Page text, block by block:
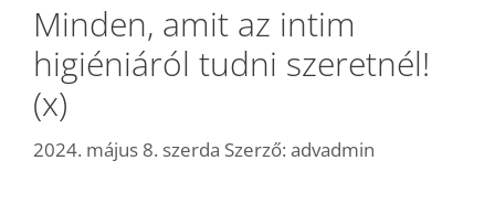
Minden, amit az intim
higiéniáról tudni szeretnél!
(x)
2024. május 8. szerda Szerző: advadmin